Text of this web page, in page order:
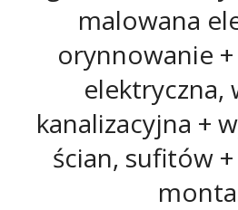
malowana
orynnowanie
elektryczna,
kanalizacyjna +
ścian, sufitów